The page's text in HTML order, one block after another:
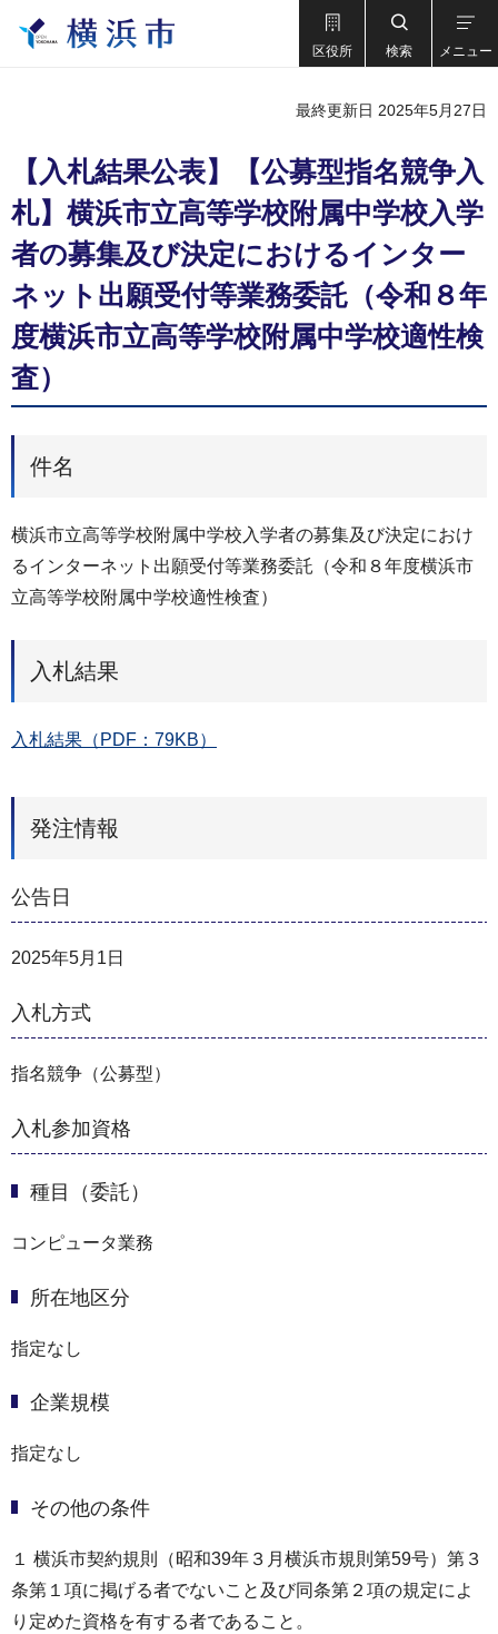
区役所 検索 メニュー
最終更新日 2025年5月27日
【入札結果公表】【公募型指名競争入
札】横浜市立高等学校附属中学校入学
者の募集及び決定におけるインター
ネット出願受付等業務委託（令和８年
度横浜市立高等学校附属中学校適性検
査）
件名
横浜市立高等学校附属中学校入学者の募集及び決定におけ
るインターネット出願受付等業務委託（令和８年度横浜市
立高等学校附属中学校適性検査）
入札結果
入札結果（PDF：79KB）
発注情報
公告日
2025年5月1日
入札方式
指名競争（公募型）
入札参加資格
種目（委託）
コンピュータ業務
所在地区分
指定なし
企業規模
指定なし
その他の条件
１ 横浜市契約規則（昭和39年３月横浜市規則第59号）第３
条第１項に掲げる者でないこと及び同条第２項の規定によ
り定めた資格を有する者であること。